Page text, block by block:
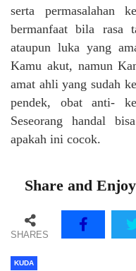
serta permasalahan
bermanfaat bila rasa
ataupun luka yang
Kamu akut, namun
amat ahli yang sudah
pendek, obat anti-
Seseorang handal
apakah ini cocok.
Share and
SHARES
KUDA